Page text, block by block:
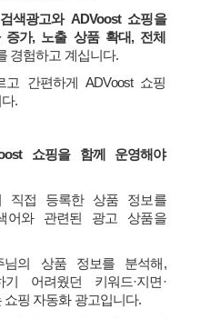
색광고와ADVoost 쇼핑을
증가, 노출 상품 확대, 전체
경험하고 계십니다.
고 간편하게 ADVoost 쇼핑
.
쇼핑을 함께 운영해야
직접 등록한 상품 정보를
어와 관련된 광고 상품을
님의 상품 정보를 분석해 ,
기 어려웠던 키워드·지면 ·
핑 자동화 광고입니다.